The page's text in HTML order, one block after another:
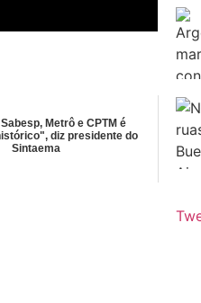
Metrô e CPTM é
diz presidente do
Sintaema